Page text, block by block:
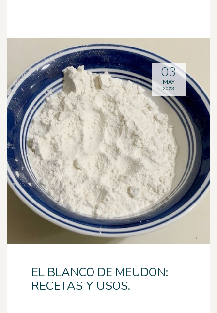
EL BLANCO DE MEUDON:
RECETAS Y USOS.
03
MAY
2023